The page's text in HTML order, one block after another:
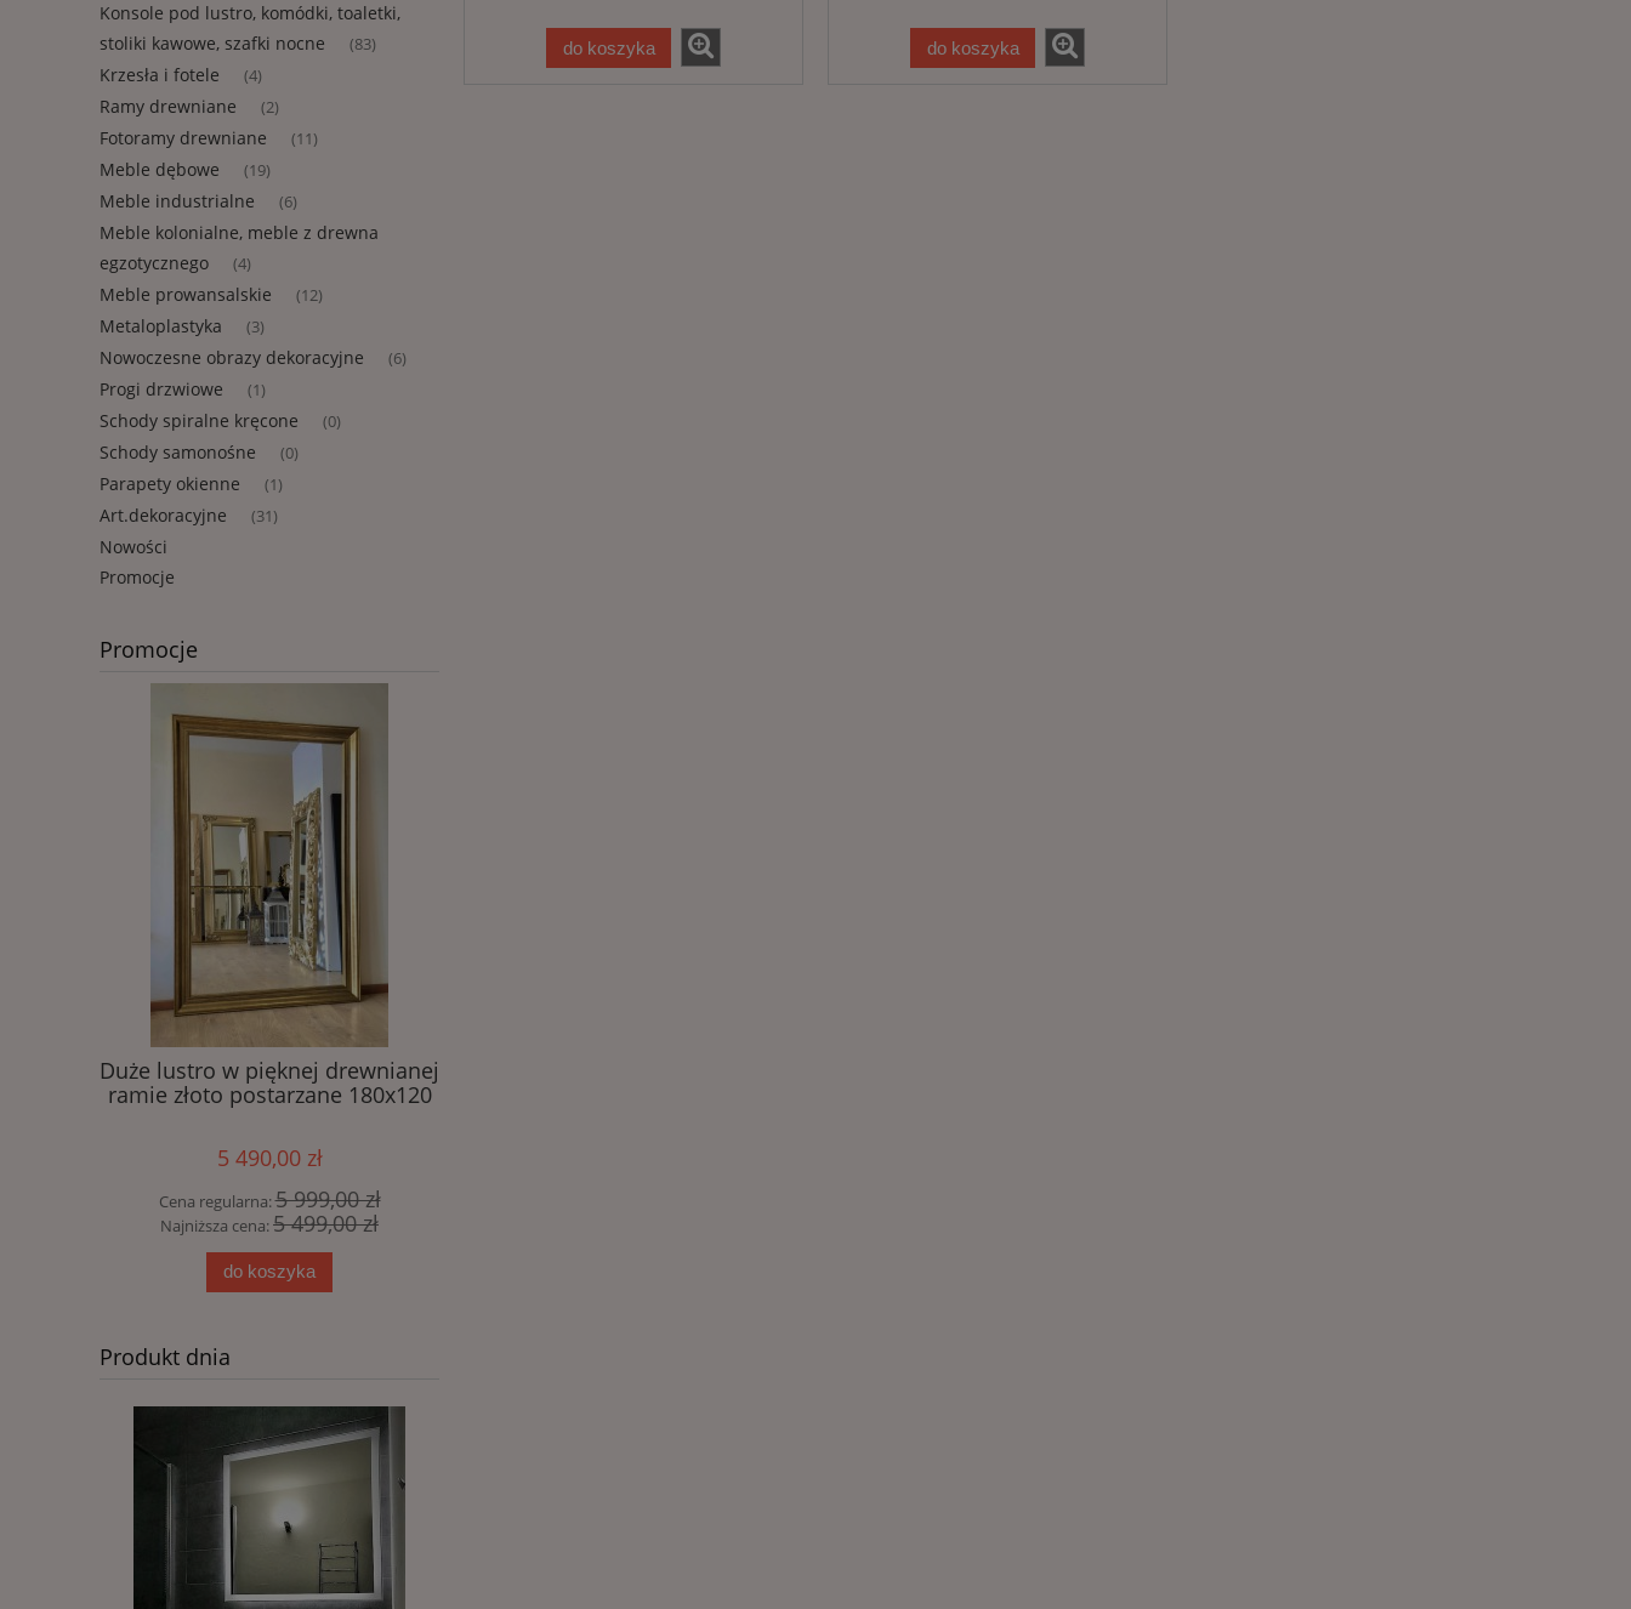
Konsole pod lustro, komódki, toaletki,
stoliki kawowe, szafki nocne
(83)
Krzesła i fotele (4)
Ramy drewniane (2)
Fotoramy drewniane (11)
Meble dębowe (19)
Meble industrialne (6)
Meble kolonialne, meble z drewna
egzotycznego
(4)
Meble prowansalskie (12)
Metaloplastyka (3)
Nowoczesne obrazy dekoracyjne (6)
Progi drzwiowe (1)
Schody spiralne kręcone (0)
Schody samonośne (0)
Parapety okienne (1)
Art.dekoracyjne (31)
Nowości
Promocje
Promocje
Duże lustro w pięknej drewnianej
ramie złoto postarzane 180x120
5 490,00 zł
Cena regularna:5 999,00 zł
Najniższa cena:5 499,00 zł
do koszyka
Produkt dnia
do koszyka do koszyka